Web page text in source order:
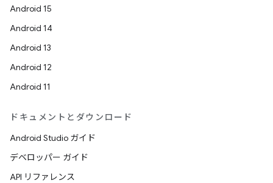
Android 15
Android 14
Android 13
Android 12
Android 11
ドキュメントとダウンロード
Android Studio ガイド
デベロッパー ガイド
API リファレンス